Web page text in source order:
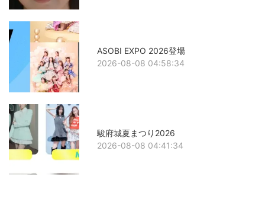
ASOBI EXPO 2026登場
2026-08-08 04:58:34
駿府城夏まつり2026
2026-08-08 04:41:34